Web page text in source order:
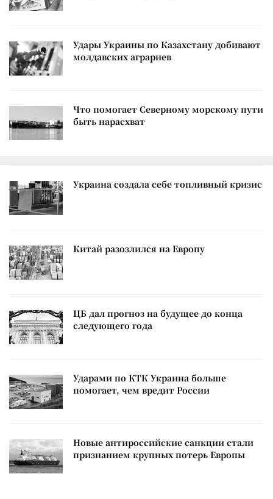
Удары Украины по Казахстану добивают
молдавских аграриев
Что помогает Северному морскому пути
быть нарасхват
Украина создала себе топливный кризис
Китай разозлился на Европу
ЦБ дал прогноз на будущее до конца
следующего года
Ударами по КТК Украина больше
помогает, чем вредит России
Новые антироссийские санкции стали
признанием крупных потерь Европы